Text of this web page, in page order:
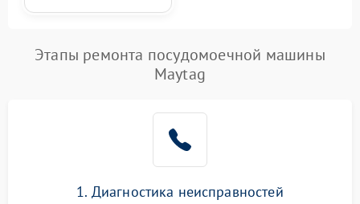
Этапы ремонта посудомоечной машины
Maytag
1. Диагностика неисправностей